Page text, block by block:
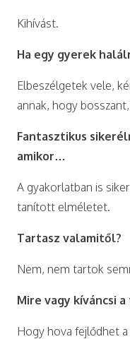
Kihívást.
Ha egy gyerek
Elbeszélgetek vele,
annak, hogy
Fantasztikus
amikor…
A gyakorlatban is
tanított elméletet.
Tartasz valamitől?
Nem, nem tartok
Mire vagy kíváncsi
Hogy hova fejlődhet